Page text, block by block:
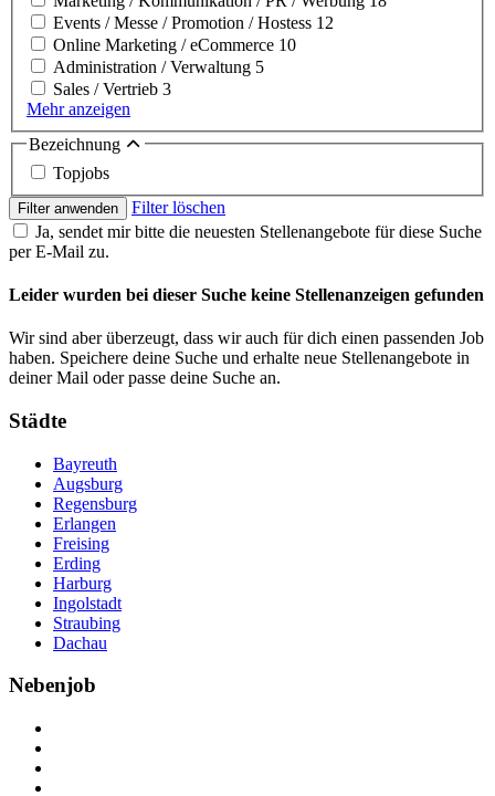
Events / Messe / Promotion / Hostess 12
Online Marketing / eCommerce 10
Administration / Verwaltung 5
Sales / Vertrieb 3
Mehr anzeigen
Bezeichnung
Topjobs
Filter anwenden
Filter löschen
Ja, sendet mir bitte die neuesten Stellenangebote für diese Suche
per E-Mail zu.
Leider wurden bei dieser Suche keine Stellenanzeigen gefunden
Wir sind aber überzeugt, dass wir auch für dich einen passenden Job
haben. Speichere deine Suche und erhalte neue Stellenangebote in
deiner Mail oder passe deine Suche an.
Städte
Bayreuth
Augsburg
Regensburg
Erlangen
Freising
Erding
Harburg
Ingolstadt
Straubing
Dachau
Nebenjob